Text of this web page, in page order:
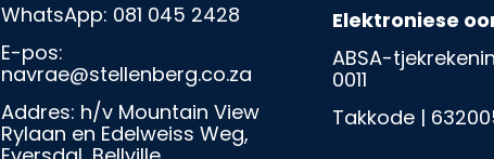
WhatsApp: 081 045 2428
E-pos:
navrae@stellenberg.co.za
Addres: h/v Mountain View
Rylaan en Edelweiss Weg,
Elektroniese
ABSA-
0011
Takkode |